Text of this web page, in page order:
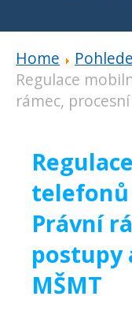
Home
Regulace
rámec,
telefonů
Právní
postupy
MŠMT